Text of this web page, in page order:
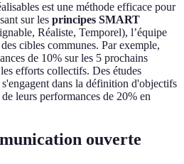
est une méthode efficace pour
sur les principes SMART
Réaliste, Temporel), l’équipe
cibles communes. Par exemple,
de 10% sur les 5 prochains
efforts collectifs. Des études
dans la définition d'objectifs
leurs performances de 20% en
ouverte